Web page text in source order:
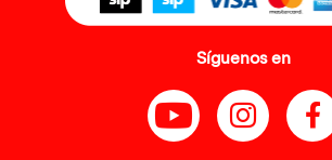
Síguenos en